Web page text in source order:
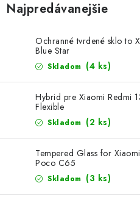
BATÉRIE DO MOBILOV
ŠPORT A HOBBY
NÁRAMKY NA HODINKY
SLÚCHADLÁ,
Najpredávanejšie
Ochranné tvrdené sklo to
Blue Star
Skladom (4 ks)
Hybrid pre Xiaomi Redmi
Flexible
Skladom (2 ks)
Tempered Glass for
Poco C65
Skladom (3 ks)